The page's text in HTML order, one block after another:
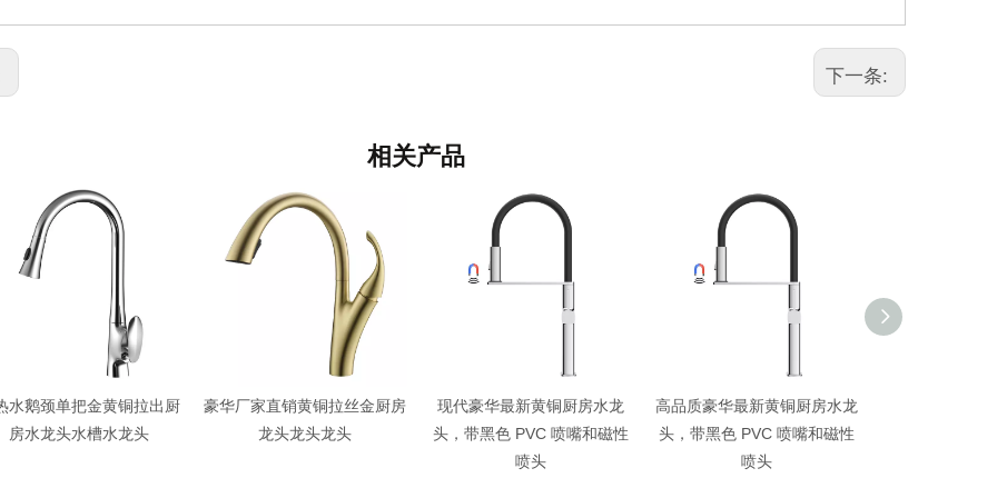
下一条:
相关产品
厂家直销黄铜拉丝金厨房
龙头龙头龙头
现代豪华最新黄铜厨房水龙
头，带黑色 PVC 喷嘴和磁性
高品质豪华最新黄铜厨房水龙
头，带黑色 PVC 喷嘴和磁性
喷头
高品质豪华银色单杆黄铜厨房
龙头带旋转喷口